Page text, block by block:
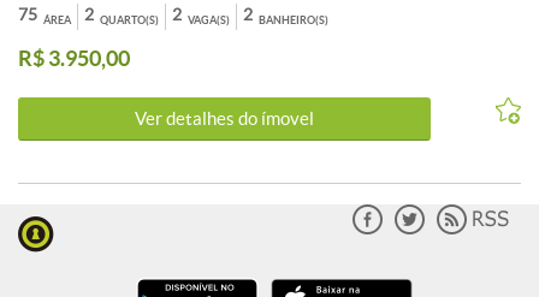
sociais. Possui uma ampla sala, e duas vagas de garagem paralelas
cobertas. Além disso, o condomínio oferece diversas opções de
lazer, como espaço gourmet, sala de fitness, salão de festas, salão de
próximo a comércios, escolas e facilidade de transporte. Aproveite
essa oportunidade e agende já a sua visita!
ÁREA
75 QUARTO(S)
2 VAGA(S)
2 BANHEIRO(S)
2
R$ 3.950,00
Ver detalhes do ímovel